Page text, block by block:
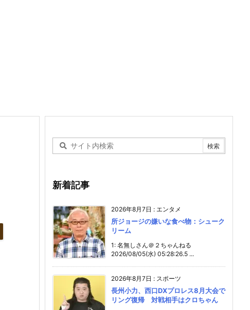
新着記事
2026年8月7日 : エンタメ
所ジョージの嫌いな食べ物：シューク
リーム
1: 名無しさん＠２ちゃんねる
2026/08/05(水) 05:28:26.5 ...
2026年8月7日 : スポーツ
長州小力、西口DXプロレス8月大会で
リング復帰 対戦相手はクロちゃん